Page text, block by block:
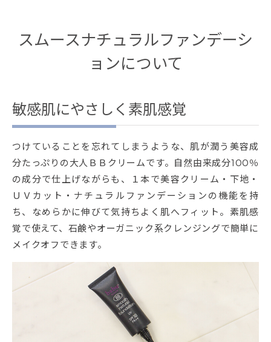
スムースナチュラルファンデーシ
ョンについて
敏感肌にやさしく素肌感覚
つけていることを忘れてしまうような、肌が潤う美容成
分たっぷりの大人ＢＢクリームです。自然由来成分100％
の成分で仕上げながらも、１本で美容クリーム・下地・
ＵＶカット・ナチュラルファンデーションの機能を持
ち、なめらかに伸びて気持ちよく肌へフィット。素肌感
覚で使えて、石鹸やオーガニック系クレンジングで簡単に
メイクオフできます。